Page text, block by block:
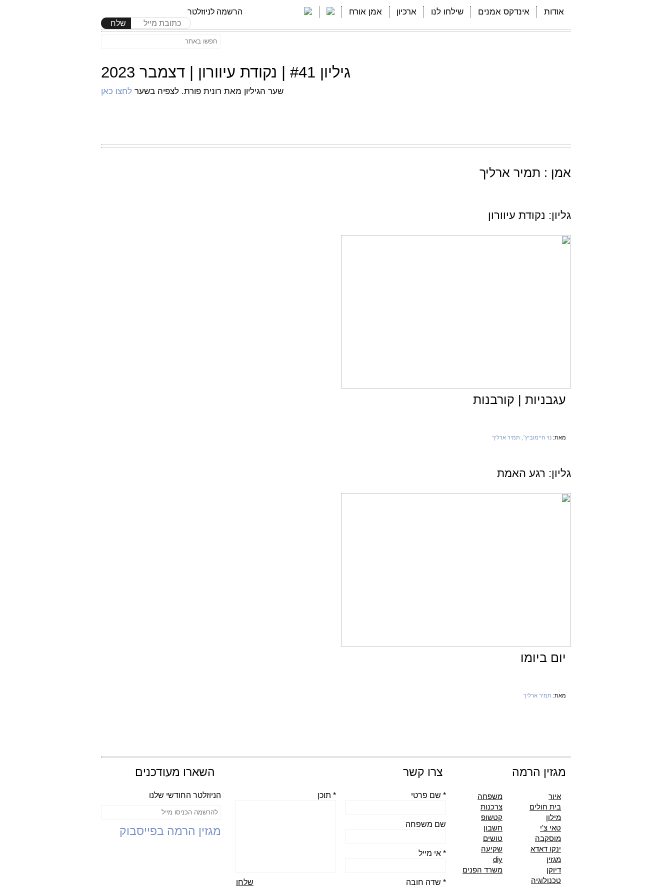
אודות אינדקס אמנים שילחו לנו ארכיון אמן אורח
הרשמה לניוזלטר
שלח
גיליון #41 | נקודת עיוורון | דצמבר 2023
שער הגיליון מאת רונית פורת. לצפיה בשער לחצו כאן
אמן : תמיר ארליך
גליון: נקודת עיוורון
עגבניות | קורבנות
מאת: נוי חיימוביץ׳ , תמיר ארליך
גליון: רגע האמת
יום ביומו
מאת: תמיר ארליך
מגזין הרמה צרו קשר השארו מעודכנים
איור
משפחה
בית חולים
צרכנות
מילון
קטשופ
טאי צ'י
חשבון
מוסקבה
טושים
ינקו דאדא
שקיעה
מגזין
diy
דיוקן
משרד הפנים
טכנולוגיה
* שם פרטי
שם משפחה
* אי מייל
* שדה חובה
* תוכן
שלחו
הניוזלטר החודשי שלנו
מגזין הרמה בפייסבוק